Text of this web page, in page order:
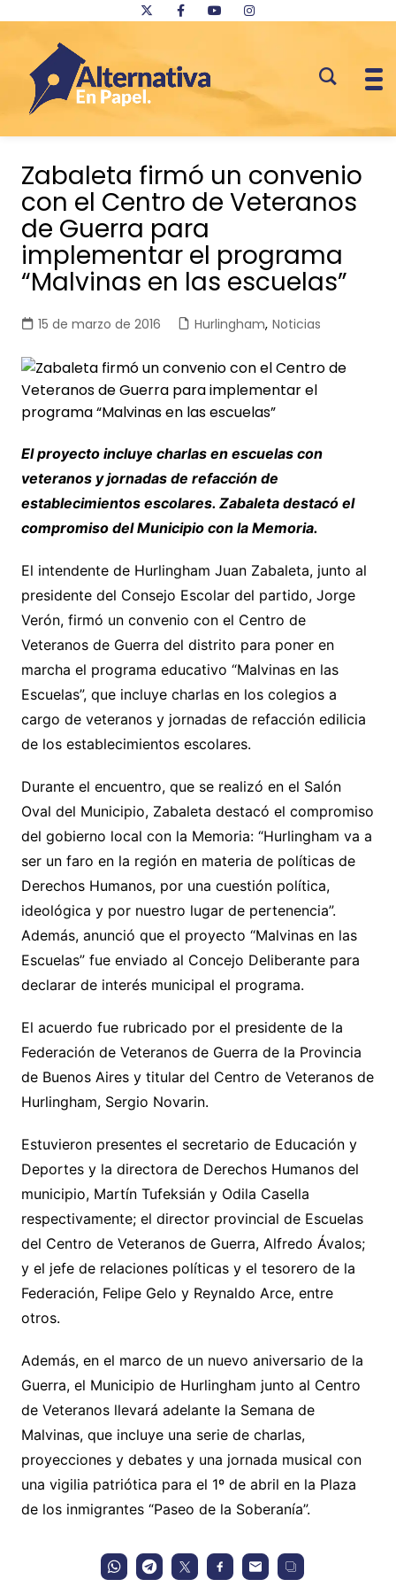
contenido
Zabaleta firmó un convenio
con el Centro de Veteranos
de Guerra para
implementar el programa
“Malvinas en las escuelas”
15 de marzo de 2016 Hurlingham, Noticias
El proyecto incluye charlas en escuelas con
veteranos y jornadas de refacción de
establecimientos escolares. Zabaleta destacó el
compromiso del Municipio con la Memoria.
El intendente de Hurlingham Juan Zabaleta, junto al
presidente del Consejo Escolar del partido, Jorge
Verón, firmó un convenio con el Centro de
Veteranos de Guerra del distrito para poner en
marcha el programa educativo “Malvinas en las
Escuelas”, que incluye charlas en los colegios a
cargo de veteranos y jornadas de refacción edilicia
de los establecimientos escolares.
Durante el encuentro, que se realizó en el Salón
Oval del Municipio, Zabaleta destacó el compromiso
del gobierno local con la Memoria: “Hurlingham va a
ser un faro en la región en materia de políticas de
Derechos Humanos, por una cuestión política,
ideológica y por nuestro lugar de pertenencia”.
Además, anunció que el proyecto “Malvinas en las
Escuelas” fue enviado al Concejo Deliberante para
declarar de interés municipal el programa.
El acuerdo fue rubricado por el presidente de la
Federación de Veteranos de Guerra de la Provincia
de Buenos Aires y titular del Centro de Veteranos de
Hurlingham, Sergio Novarin.
Estuvieron presentes el secretario de Educación y
Deportes y la directora de Derechos Humanos del
municipio, Martín Tufeksián y Odila Casella
respectivamente; el director provincial de Escuelas
del Centro de Veteranos de Guerra, Alfredo Ávalos;
y el jefe de relaciones políticas y el tesorero de la
Federación, Felipe Gelo y Reynaldo Arce, entre
otros.
Además, en el marco de un nuevo aniversario de la
Guerra, el Municipio de Hurlingham junto al Centro
de Veteranos llevará adelante la Semana de
Malvinas, que incluye una serie de charlas,
proyecciones y debates y una jornada musical con
una vigilia patriótica para el 1º de abril en la Plaza
de los inmigrantes “Paseo de la Soberanía”.